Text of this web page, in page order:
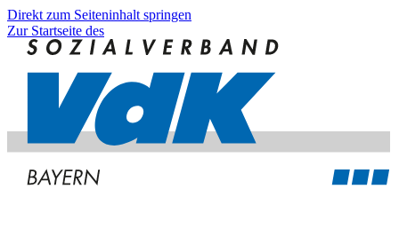
Direkt zum Seiteninhalt springen
Zur Startseite des